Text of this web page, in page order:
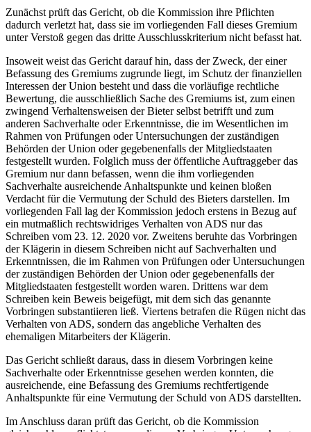
Zunächst prüft das Gericht, ob die Kommission ihre Pflichten
dadurch verletzt hat, dass sie im vorliegenden Fall dieses Gremium
unter Verstoß gegen das dritte Ausschlusskriterium nicht befasst hat.
Insoweit weist das Gericht darauf hin, dass der Zweck, der einer
Befassung des Gremiums zugrunde liegt, im Schutz der finanziellen
Interessen der Union besteht und dass die vorläufige rechtliche
Bewertung, die ausschließlich Sache des Gremiums ist, zum einen
zwingend Verhaltensweisen der Bieter selbst betrifft und zum
anderen Sachverhalte oder Erkenntnisse, die im Wesentlichen im
Rahmen von Prüfungen oder Untersuchungen der zuständigen
Behörden der Union oder gegebenenfalls der Mitgliedstaaten
festgestellt wurden. Folglich muss der öffentliche Auftraggeber das
Gremium nur dann befassen, wenn die ihm vorliegenden
Sachverhalte ausreichende Anhaltspunkte und keinen bloßen
Verdacht für die Vermutung der Schuld des Bieters darstellen. Im
vorliegenden Fall lag der Kommission jedoch erstens in Bezug auf
ein mutmaßlich rechtswidriges Verhalten von ADS nur das
Schreiben vom 23. 12. 2020 vor. Zweitens beruhte das Vorbringen
der Klägerin in diesem Schreiben nicht auf Sachverhalten und
Erkenntnissen, die im Rahmen von Prüfungen oder Untersuchungen
der zuständigen Behörden der Union oder gegebenenfalls der
Mitgliedstaaten festgestellt worden waren. Drittens war dem
Schreiben kein Beweis beigefügt, mit dem sich das genannte
Vorbringen substantiieren ließ. Viertens betrafen die Rügen nicht das
Verhalten von ADS, sondern das angebliche Verhalten des
ehemaligen Mitarbeiters der Klägerin.
Das Gericht schließt daraus, dass in diesem Vorbringen keine
Sachverhalte oder Erkenntnisse gesehen werden konnten, die
ausreichende, eine Befassung des Gremiums rechtfertigende
Anhaltspunkte für eine Vermutung der Schuld von ADS darstellten.
Im Anschluss daran prüft das Gericht, ob die Kommission